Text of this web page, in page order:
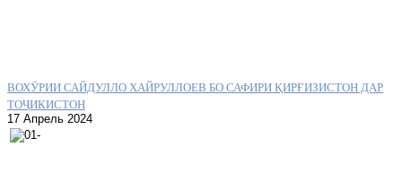
ВОХӮРИИ САЙДУЛЛО ХАЙРУЛЛОЕВ БО САФИРИ ҚИРҒИЗИСТОН ДАР
ТОҶИКИСТОН
17 Апрель 2024